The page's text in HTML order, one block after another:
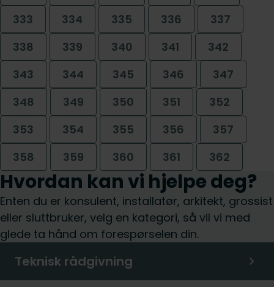
333
334 335 336
337
338
339 340 341
342
343
344 345 346
347
348
349 350 351
352
353
354 355 356
357
358
359 360 361 362
Hvordan kan vi hjelpe deg?
Enten du er konsulent, installatør, arkitekt, grossist
eller sluttbruker, velg en kategori, så vil vi med
glede ta hånd om forespørselen din.
Teknisk rådgivning